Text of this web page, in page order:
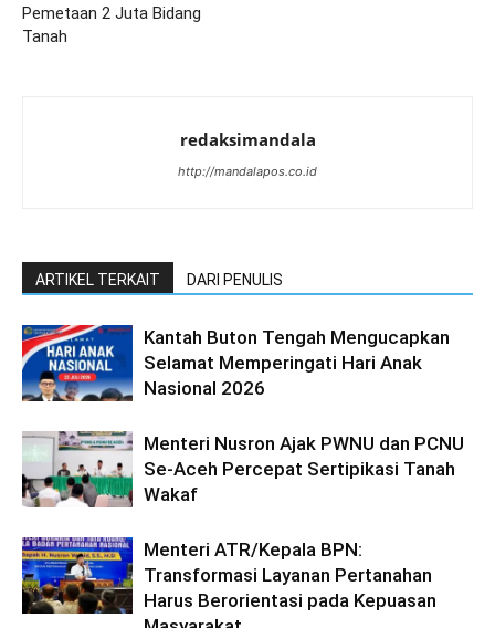
Pemetaan 2 Juta Bidang
Tanah
redaksimandala
http://mandalapos.co.id
ARTIKEL TERKAIT DARI PENULIS
Kantah Buton Tengah Mengucapkan
Selamat Memperingati Hari Anak
Nasional 2026
Menteri Nusron Ajak PWNU dan PCNU
Se-Aceh Percepat Sertipikasi Tanah
Wakaf
Menteri ATR/Kepala BPN:
Transformasi Layanan Pertanahan
Harus Berorientasi pada Kepuasan